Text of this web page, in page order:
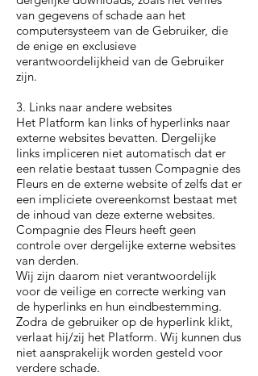
van gegevens of schade aan het
computersysteem van de Gebruiker, die
de enige en exclusieve
verantwoordelijkheid van de Gebruiker
zijn.
3. Links naar andere websites
Het Platform kan links of hyperlinks naar
externe websites bevatten. Dergelijke
links impliceren niet automatisch dat er
een relatie bestaat tussen Compagnie des
Fleurs en de externe website of zelfs dat er
een impliciete overeenkomst bestaat met
de inhoud van deze externe websites.
Compagnie des Fleurs heeft geen
controle over dergelijke externe websites
van derden.
Wij zijn daarom niet verantwoordelijk
voor de veilige en correcte werking van
de hyperlinks en hun eindbestemming.
Zodra de gebruiker op de hyperlink klikt,
verlaat hij/zij het Platform. Wij kunnen dus
niet aansprakelijk worden gesteld voor
verdere schade.